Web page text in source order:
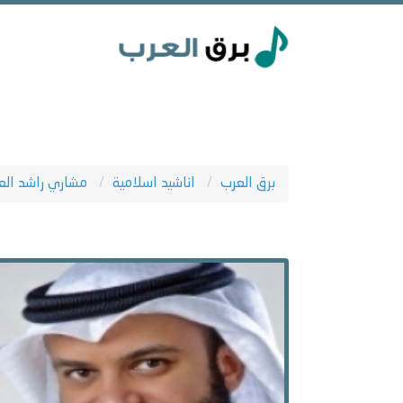
برق العرب اناشيد اسلامية مشاري راشد